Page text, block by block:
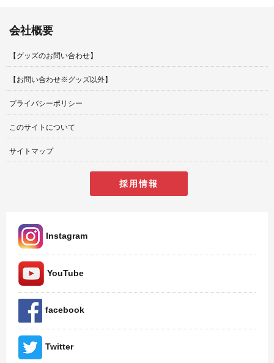
会社概要
【グッズのお問い合わせ】
【お問い合わせ※グッズ以外】
プライバシーポリシー
このサイトについて
サイトマップ
採用情報
Instagram
YouTube
facebook
Twitter